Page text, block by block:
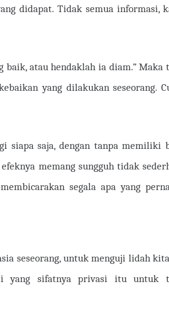
didapat. Tidak semua informasi,
baik, atau hendaklah ia diam.” Maka
yang dilakukan seseorang.
siapa saja, dengan tanpa memiliki
memang sungguh tidak
segala apa yang
seseorang, untuk menguji lidah
yang sifatnya privasi itu untuk